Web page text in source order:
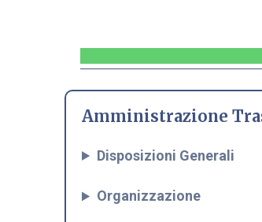
Amministrazione
Disposizioni Generali
Organizzazione